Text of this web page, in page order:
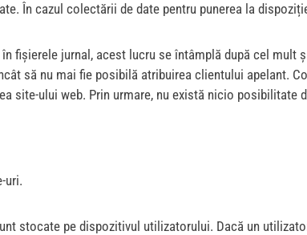
În cazul colectării de date pentru punerea la
fișierele jurnal, acest lucru se întâmplă după cel
să nu mai fie posibilă atribuirea clientului apelant.
site-ului web. Prin urmare, nu există nicio posibilitate
uri.
stocate pe dispozitivul utilizatorului. Dacă un